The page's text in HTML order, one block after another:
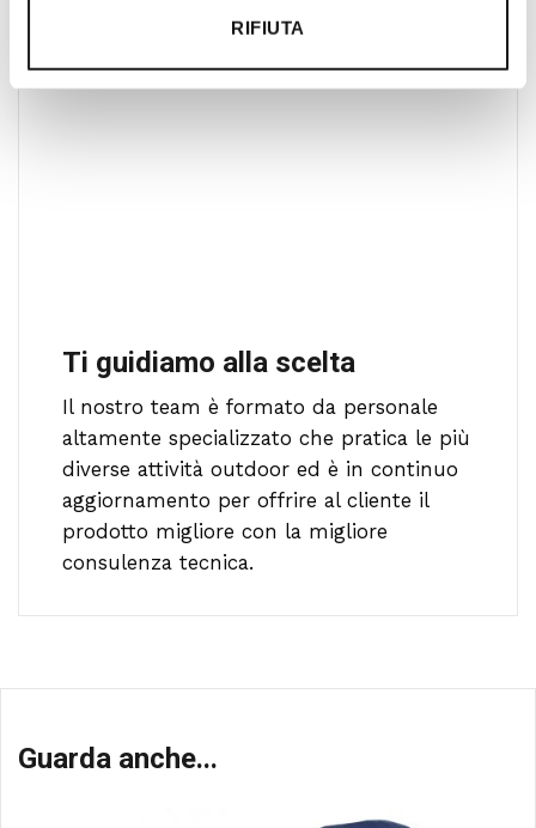
RIFIUTA
Ti guidiamo alla scelta
Il nostro team è formato da personale
altamente specializzato che pratica le più
diverse attività outdoor ed è in continuo
aggiornamento per offrire al cliente il
prodotto migliore con la migliore
consulenza tecnica.
Guarda anche...